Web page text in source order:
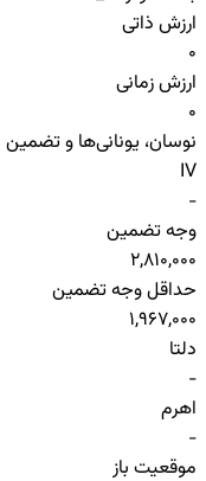
ارزش ذاتی
0
ارزش زمانی
0
نوسان، یونانی‌ها و تضمین
IV
-
وجه تضمین
2,810,000
حداقل وجه تضمین
1,967,000
دلتا
-
اهرم
-
موقعیت باز